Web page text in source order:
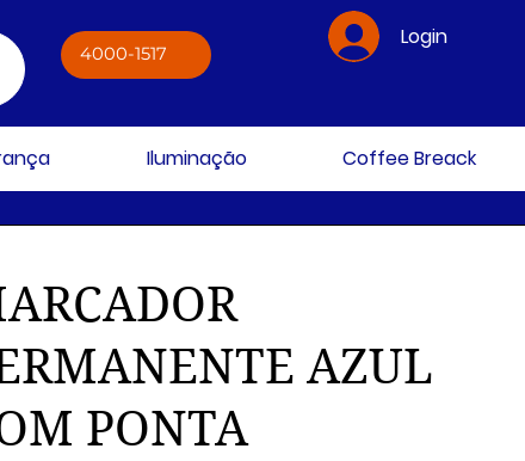
4000-1517
Login
Iluminação Coffee Breack
AZUL
PONTA